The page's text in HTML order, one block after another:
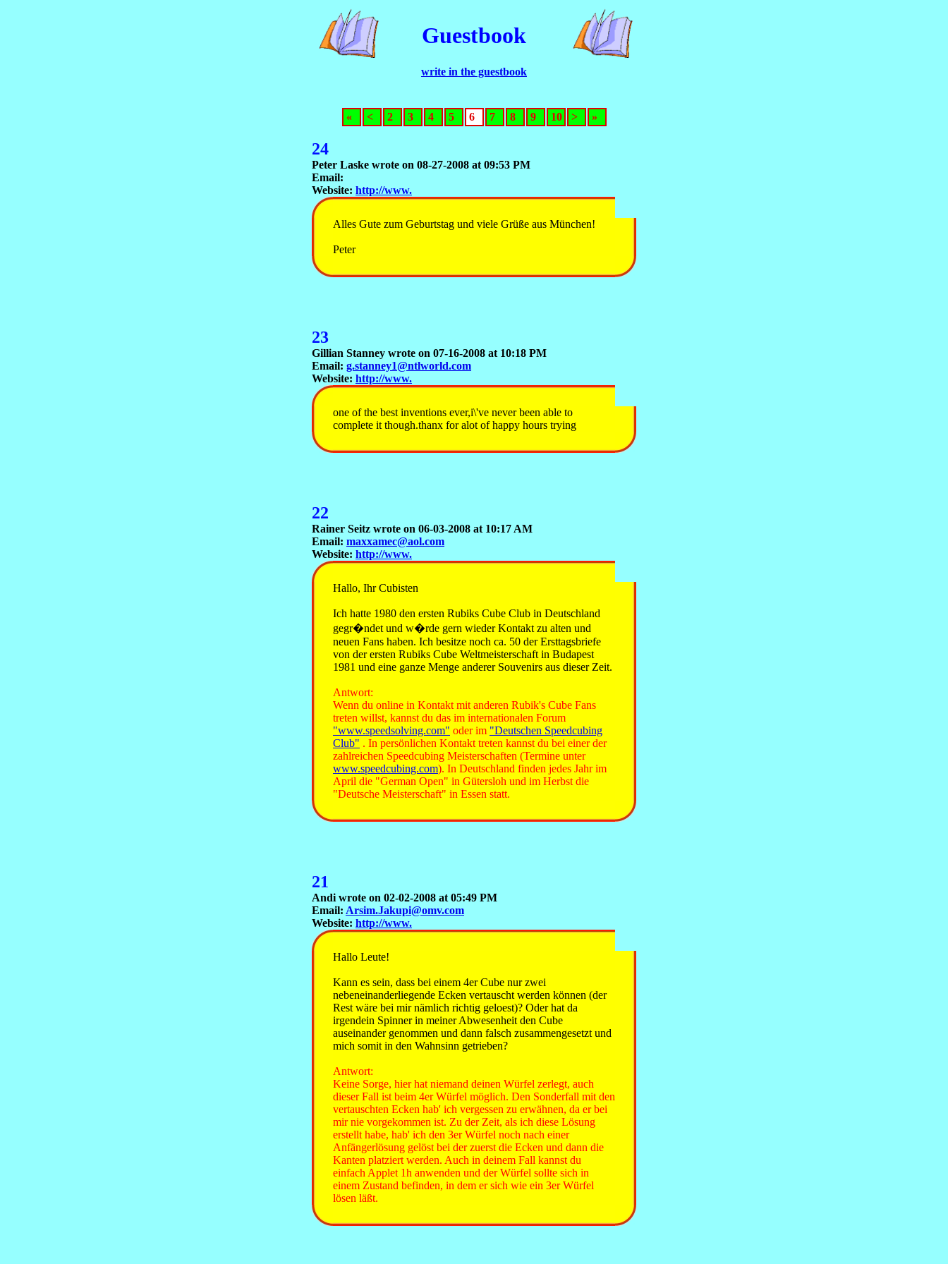
Guestbook
write in the guestbook
« < 2 3 4 5 6 7 8 9 10 > »
24
Peter Laske wrote on 08-27-2008 at 09:53 PM
Email:
Website: http://www.
Alles Gute zum Geburtstag und viele Grüße aus München!
Peter
23
Gillian Stanney wrote on 07-16-2008 at 10:18 PM
Email: g.stanney1@ntlworld.com
Website: http://www.
one of the best inventions ever,i\'ve never been able to
complete it though.thanx for alot of happy hours trying
22
Rainer Seitz wrote on 06-03-2008 at 10:17 AM
Email: maxxamec@aol.com
Website: http://www.
Hallo, Ihr Cubisten
Ich hatte 1980 den ersten Rubiks Cube Club in Deutschland
gegr�ndet und w�rde gern wieder Kontakt zu alten und
neuen Fans haben. Ich besitze noch ca. 50 der Ersttagsbriefe
von der ersten Rubiks Cube Weltmeisterschaft in Budapest
1981 und eine ganze Menge anderer Souvenirs aus dieser Zeit.
Antwort:
Wenn du online in Kontakt mit anderen Rubik's Cube Fans
treten willst, kannst du das im internationalen Forum
"www.speedsolving.com" oder im "Deutschen Speedcubing
Club" . In persönlichen Kontakt treten kannst du bei einer der
zahlreichen Speedcubing Meisterschaften (Termine unter
www.speedcubing.com). In Deutschland finden jedes Jahr im
April die "German Open" in Gütersloh und im Herbst die
"Deutsche Meisterschaft" in Essen statt.
21
Andi wrote on 02-02-2008 at 05:49 PM
Email: Arsim.Jakupi@omv.com
Website: http://www.
Hallo Leute!
Kann es sein, dass bei einem 4er Cube nur zwei
nebeneinanderliegende Ecken vertauscht werden können (der
Rest wäre bei mir nämlich richtig geloest)? Oder hat da
irgendein Spinner in meiner Abwesenheit den Cube
auseinander genommen und dann falsch zusammengesetzt und
mich somit in den Wahnsinn getrieben?
Antwort:
Keine Sorge, hier hat niemand deinen Würfel zerlegt, auch
dieser Fall ist beim 4er Würfel möglich. Den Sonderfall mit den
vertauschten Ecken hab' ich vergessen zu erwähnen, da er bei
mir nie vorgekommen ist. Zu der Zeit, als ich diese Lösung
erstellt habe, hab' ich den 3er Würfel noch nach einer
Anfängerlösung gelöst bei der zuerst die Ecken und dann die
Kanten platziert werden. Auch in deinem Fall kannst du
einfach Applet 1h anwenden und der Würfel sollte sich in
einem Zustand befinden, in dem er sich wie ein 3er Würfel
lösen läßt.